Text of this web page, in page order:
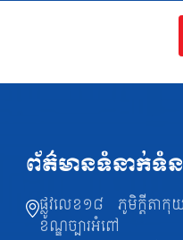
ព័ត៌មានទំនាក់ទំ
ផ្លូវលេខ១៨ ភូមិក្តីតាកុ
ខណ្ឌច្បារអំពៅ រ